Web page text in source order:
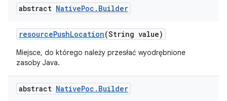
abstract NativePoc . Builder
resourcePushLocation(String value)
Miejsce, do którego należy przesłać wyodrębnione
zasoby Java.
abstract NativePoc . Builder